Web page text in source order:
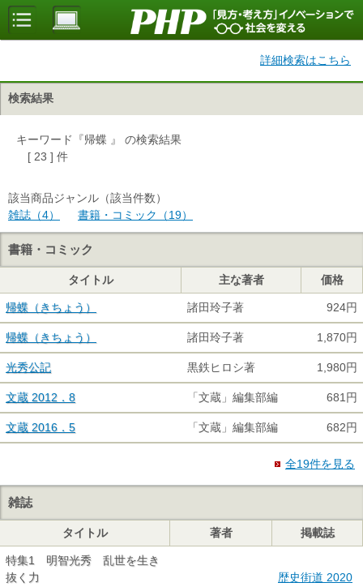
詳細検索はこちら
検索結果
キーワード『帰蝶 』 の検索結果
[ 23 ] 件
該当商品ジャンル（該当件数）
雑誌（4）
書籍・コミック（19）
書籍・コミック
タイトル 主な著者 価格
帰蝶（きちょう） 諸田玲子著 924円
帰蝶（きちょう） 諸田玲子著 1,870円
光秀公記 黒鉄ヒロシ著 1,980円
文蔵 2012．8 「文蔵」編集部編 681円
文蔵 2016．5 「文蔵」編集部編 682円
全19件を見る
雑誌
タイトル 著者 掲載誌
特集1 明智光秀 乱世を生き
抜く力
歴史街道 2020